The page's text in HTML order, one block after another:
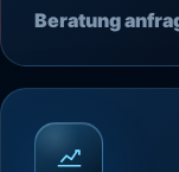
Beratung